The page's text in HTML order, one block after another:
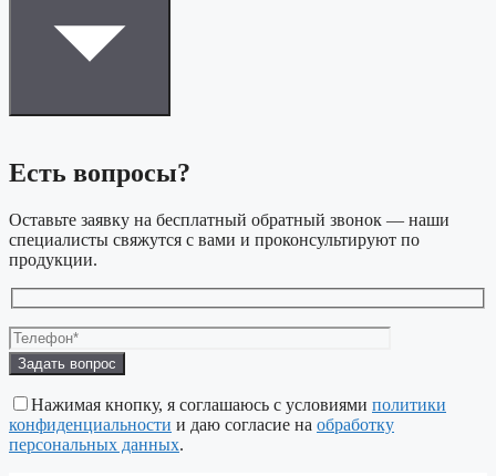
Есть вопросы?
Оставьте заявку на бесплатный обратный звонок — наши
специалисты свяжутся с вами и проконсультируют по
продукции.
Оставьте
это
поле
пустым.
Нажимая кнопку, я соглашаюсь с условиями политики
конфиденциальности и даю согласие на обработку
персональных данных.